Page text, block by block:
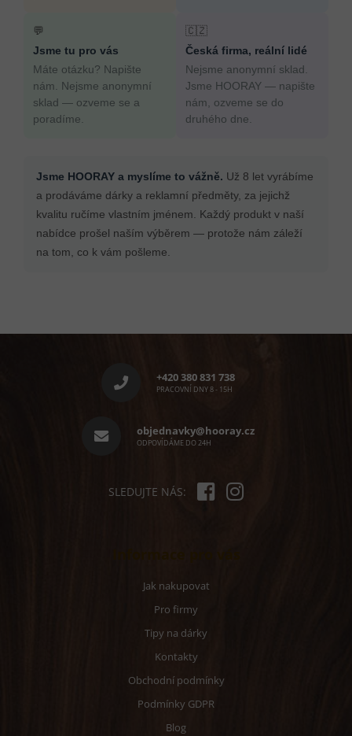
💬
Jsme tu pro vás
Máte otázku? Napište
nám. Nejsme anonymní
sklad — ozveme se a
poradíme.
🇨🇿
Česká firma, reální lidé
Nejsme anonymní sklad.
Jsme HOORAY — napište
nám, ozveme se do
druhého dne.
Jsme HOORAY a myslíme to vážně. Už 8 let vyrábíme
a prodáváme dárky a reklamní předměty, za jejichž
kvalitu ručíme vlastním jménem. Každý produkt v naší
nabídce prošel naším výběrem — protože nám záleží
na tom, co k vám pošleme.
+420 380 831 738
PRACOVNÍ DNY 8 - 15H
objednavky@hooray.cz
ODPOVÍDÁME DO 24H
SLEDUJTE NÁS:
Jak nakupovat
Pro firmy
Tipy na dárky
Kontakty
Obchodní podmínky
Podmínky GDPR
Blog